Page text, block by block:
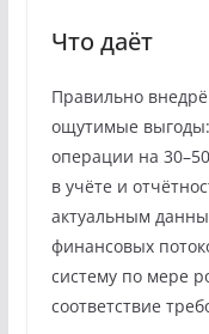
Что даёт
Правильно
ощутимые
операции на
в учёте и
актуальным
финансовых
систему по мере
соответствие